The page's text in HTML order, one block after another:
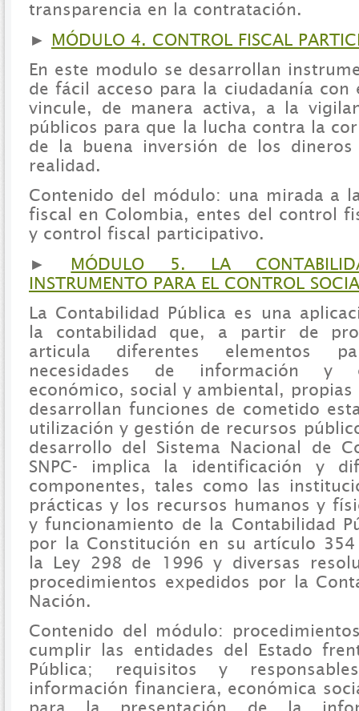
transparencia en la contratación.
► MÓDULO 4. CONTROL FISCAL
En este modulo se desarrollan
de fácil acceso para la ciudadanía
vincule, de manera activa, a la
públicos para que la lucha contra la
de la buena inversión de los dineros
realidad.
Contenido del módulo: una mirada a
fiscal en Colombia, entes del control
y control fiscal participativo.
► MÓDULO 5. LA
INSTRUMENTO PARA EL CONTROL
La Contabilidad Pública es una
la contabilidad que, a partir de
articula diferentes elementos
necesidades de información y
económico, social y ambiental, propias
desarrollan funciones de cometido
utilización y gestión de recursos
desarrollo del Sistema Nacional de
SNPC- implica la identificación y
componentes, tales como las
prácticas y los recursos humanos y
y funcionamiento de la Contabilidad
por la Constitución en su artículo
la Ley 298 de 1996 y diversas
procedimientos expedidos por la
Nación.
Contenido del módulo:
cumplir las entidades del Estado
Pública; requisitos y
información financiera, económica